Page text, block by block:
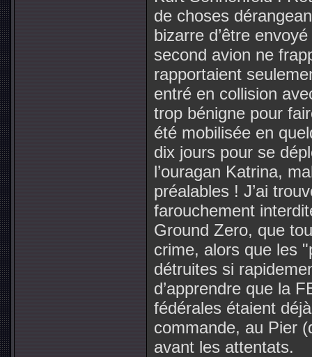
de choses
bizarre d’être
second avion ne
rapportaient
entré en collision
trop bénigne pour
été mobilisée en
dix jours pour se
l’ouragan Katrina,
préalables ! J’ai
farouchement
Ground Zero, que
crime, alors que les
détruites si
d’apprendre que la
fédérales étaient
commande, au Pier
avant les attentats.